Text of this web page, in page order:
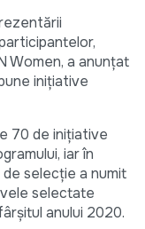
Women, a anunțat
inițiative
70 de inițiative
iar în
selecție a numit
selectate
anului 2020.